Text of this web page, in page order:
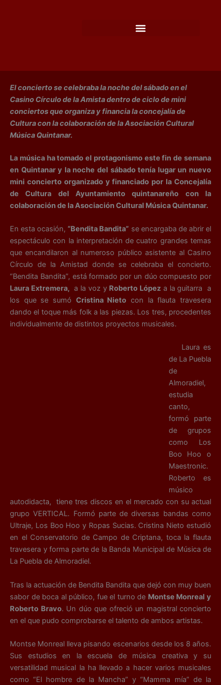
El concierto se celebraba la noche del sábado en el
Casino Círculo de la Amista dentro de ciclo de mini
conciertos que organiza y financia la concejalía de
Cultura con la colaboración de la Asociación Cultural
Música Quintanar.
La música ha tomado el protagonismo este fin de semana
en Quintanar y la noche del sábado tenía lugar un nuevo
mini concierto organizado y financiado por la Concejalía
de Cultura del Ayuntamiento quintanareño con la
colaboración de la Asociación Cultural Música Quintanar.
En esta ocasión, “Bendita Bandita” se encargaba de abrir el
espectáculo con la interpretación de cuatro grandes temas
que encandilaron al numeroso público asistente al Casino
Círculo de la Amistad donde se celebraba el concierto.
“Bendita Bandita”, está formado por un dúo compuesto por
Laura Extremera, a la voz y Roberto López a la guitarra a
los que se sumó Cristina Nieto con la flauta travesera
dando el toque más folk a las piezas. Los tres, procedentes
individualmente de distintos proyectos musicales.
Laura es
de La Puebla
de
Almoradiel,
estudia
canto,
formó parte
de grupos
como Los
Boo Hoo o
Maestronic.
Roberto es
músico
autodidacta, tiene tres discos en el mercado con su actual
grupo VERTICAL. Formó parte de diversas bandas como
Ultraje, Los Boo Hoo y Ropas Sucias. Cristina Nieto estudió
en el Conservatorio de Campo de Criptana, toca la flauta
travesera y forma parte de la Banda Municipal de Música de
La Puebla de Almoradiel.
Tras la actuación de Bendita Bandita que dejó con muy buen
sabor de boca al público, fue el turno de Montse Monreal y
Roberto Bravo. Un dúo que ofreció un magistral concierto
en el que pudo comprobarse el talento de ambos artistas.
Montse Monreal lleva pisando escenarios desde los 8 años.
Sus estudios en la escuela de música creativa y su
versatilidad musical la ha llevado a hacer varios musicales
como “El hombre de la Mancha” y “Mamma mía” de la